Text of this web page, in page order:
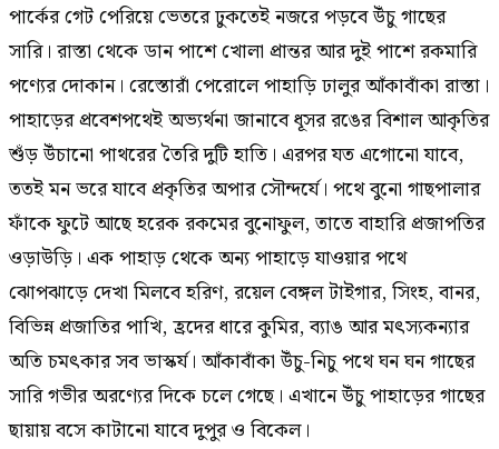
পার্কের গেট পেরিয়ে ভেতরে ঢুকতেই নজরে পড়বে উঁচু গাছের
সারি। রাস্তা থেকে ডান পাশে খোলা প্রান্তর আর দুই পাশে রকমারি
পণ্যের দোকান। রেস্তোরাঁ পেরোলে পাহাড়ি ঢালুর আঁকাবাঁকা রাস্তা।
পাহাড়ের প্রবেশপথেই অভ্যর্থনা জানাবে ধূসর রঙের বিশাল আকৃতির
শুঁড় উঁচানো পাথরের তৈরি দুটি হাতি। এরপর যত এগোনো যাবে,
ততই মন ভরে যাবে প্রকৃতির অপার সৌন্দর্যে। পথে বুনো গাছপালার
ফাঁকে ফুটে আছে হরেক রকমের বুনোফুল, তাতে বাহারি প্রজাপতির
ওড়াউড়ি। এক পাহাড় থেকে অন্য পাহাড়ে যাওয়ার পথে
ঝোপঝাড়ে দেখা মিলবে হরিণ, রয়েল বেঙ্গল টাইগার, সিংহ, বানর,
বিভিন্ন প্রজাতির পাখি, হ্রদের ধারে কুমির, ব্যাঙ আর মৎস্যকন্যার
অতি চমৎকার সব ভাস্কর্য। আঁকাবাঁকা উঁচু-নিচু পথে ঘন ঘন গাছের
সারি গভীর অরণ্যের দিকে চলে গেছে। এখানে উঁচু পাহাড়ের গাছের
ছায়ায় বসে কাটানো যাবে দুপুর ও বিকেল।